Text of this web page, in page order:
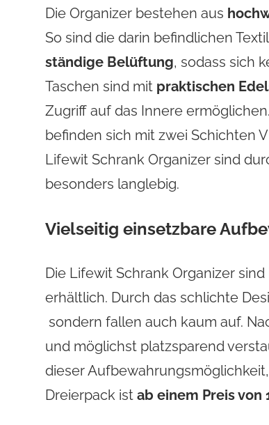
Die Organizer bestehen aus
So sind die darin befindlichen
ständige Belüftung, sodass sich
Taschen sind mit praktischen
Zugriff auf das Innere
befinden sich mit zwei Schichten
Lifewit Schrank Organizer sind
besonders langlebig.
Vielseitig einsetzbare
Die Lifewit Schrank Organizer sind
erhältlich. Durch das schlichte
sondern fallen auch kaum auf.
und möglichst platzsparend
dieser
Dreierpack ist ab einem Preis von